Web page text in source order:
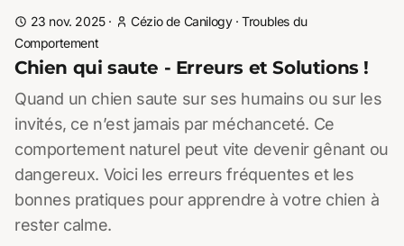
23 nov. 2025· Cézio de Canilogy·Troubles du
Comportement
Chien qui saute - Erreurs et Solutions !
Quand un chien saute sur ses humains ou sur les
invités, ce n’est jamais par méchanceté. Ce
comportement naturel peut vite devenir gênant ou
dangereux. Voici les erreurs fréquentes et les
bonnes pratiques pour apprendre à votre chien à
rester calme.